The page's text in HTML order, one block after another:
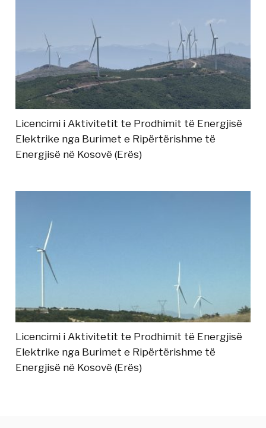
Licencimi i Aktivitetit te Prodhimit të Energjisë
Elektrike nga Burimet e Ripërtërishme të
Energjisë në Kosovë (Erës)
Licencimi i Aktivitetit te Prodhimit të Energjisë
Elektrike nga Burimet e Ripërtërishme të
Energjisë në Kosovë (Erës)